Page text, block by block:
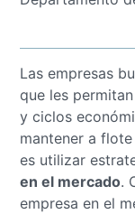
Las empresas
que les
y ciclos
mantener a
es utilizar
en el mercado.
empresa en el